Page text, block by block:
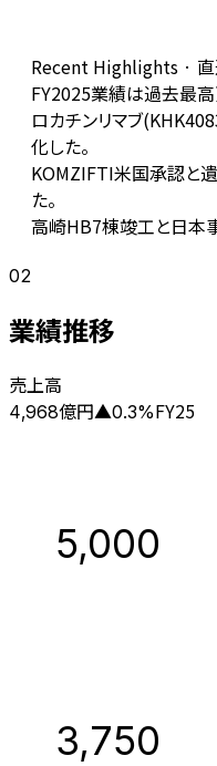
Recent Highlights ·
FY2025業績は過去最
ロカチンリマブ
化した。
KOMZIFTI米国承認と
た。
高崎HB7棟竣工と日本
02
業績推移
売上高
4,968億円▲0.3%FY25
3,750
5,000